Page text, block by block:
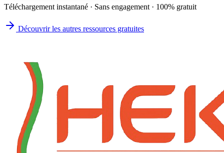
Téléchargement instantané · Sans engagement · 100% gratuit
Découvrir les autres ressources gratuites